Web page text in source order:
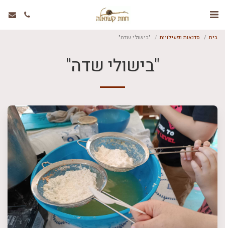
בית סדנאות ופעילויות "בישולי שדה"
"בישולי שדה"